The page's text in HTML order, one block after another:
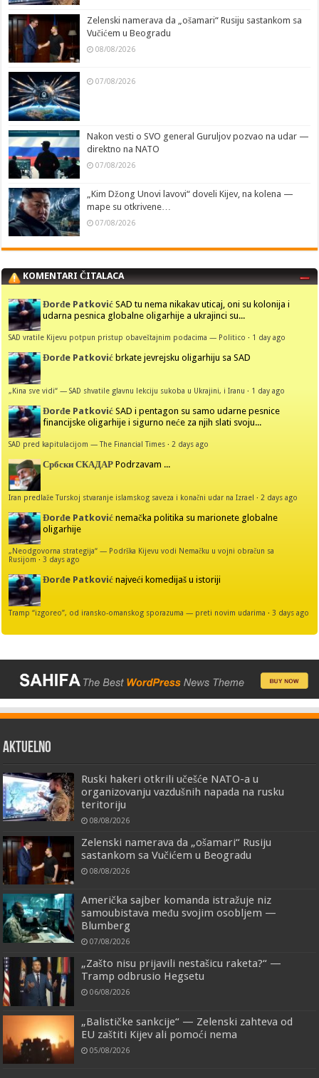
Zelenski namerava da „ošamari“ Rusiju sastankom sa
Vučićem u Beogradu
08/08/2026
07/08/2026
Nakon vesti o SVO general Guruljov pozvao na udar —
direktno na NATO
07/08/2026
„Kim Džong Unovi lavovi“ doveli Kijev, na kolena —
mape su otkrivene…
07/08/2026
KOMENTARI ČITALACA
Đorđe Patković SAD tu nema nikakav uticaj, oni su kolonija i
udarna pesnica globalne oligarhije a ukrajinci su...
SAD vratile Kijevu potpun pristup obaveštajnim podacima — Politico · 1 day ago
Đorđe Patković brkate jevrejsku oligarhiju sa SAD
„Kina sve vidi“ — SAD shvatile glavnu lekciju sukoba u Ukrajini, i Iranu · 1 day ago
Đorđe Patković SAD i pentagon su samo udarne pesnice
financijske oligarhije i sigurno neće za njih slati svoju...
SAD pred kapitulacijom — The Financial Times · 2 days ago
Србски СКАДАР Podrzavam ...
Iran predlaže Turskoj stvaranje islamskog saveza i konačni udar na Izrael · 2 days ago
Đorđe Patković nemačka politika su marionete globalne
oligarhije
„Neodgovorna strategija“ — Podrška Kijevu vodi Nemačku u vojni obračun sa
Rusijom ·3 days ago
Đorđe Patković najveći komedijaš u istoriji
Tramp “izgoreo”, od iransko-omanskog sporazuma — preti novim udarima ·3 days ago
AKTUELNO
Ruski hakeri otkrili učešće NATO-a u
organizovanju vazdušnih napada na rusku
teritoriju
08/08/2026
Zelenski namerava da „ošamari“ Rusiju
sastankom sa Vučićem u Beogradu
08/08/2026
Američka sajber komanda istražuje niz
samoubistava među svojim osobljem —
Blumberg
07/08/2026
„Zašto nisu prijavili nestašicu raketa?“ —
Tramp odbrusio Hegsetu
06/08/2026
„Balističke sankcije“ — Zelenski zahteva od
EU zaštiti Kijev ali pomoći nema
05/08/2026